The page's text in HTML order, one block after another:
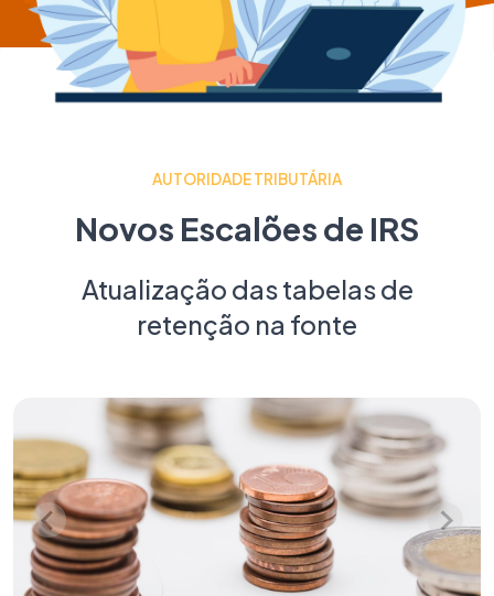
AUTORIDADE TRIBUTÁRIA
Novos Escalões de IRS
Atualização das tabelas de
retenção na fonte